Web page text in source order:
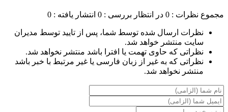
مجموع نظرات : 0 در انتظار بررسی : 0 انتشار یافته : 0
نظرات ارسال شده توسط شما، پس از تایید توسط مدیران
سایت منتشر خواهد شد.
نظراتی که حاوی تهمت یا افترا باشد منتشر نخواهد شد.
نظراتی که به غیر از زبان فارسی یا غیر مرتبط با خبر باشد
منتشر نخواهد شد.